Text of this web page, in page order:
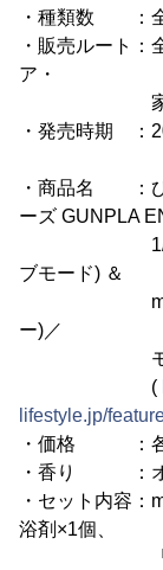
・種類数 ：
・販売ルート：
ア・
家電量販
・発売時期 ：
・商品名 ：び
ーズ GUNPLA
1/144 スト
ブモード) ＆
miniガンプ
ー)／
モビルゾ
(
lifestyle.jp/
・価格 ：各
・香り ：オ
・セット内容：
浴剤×1個、
「ENTRY